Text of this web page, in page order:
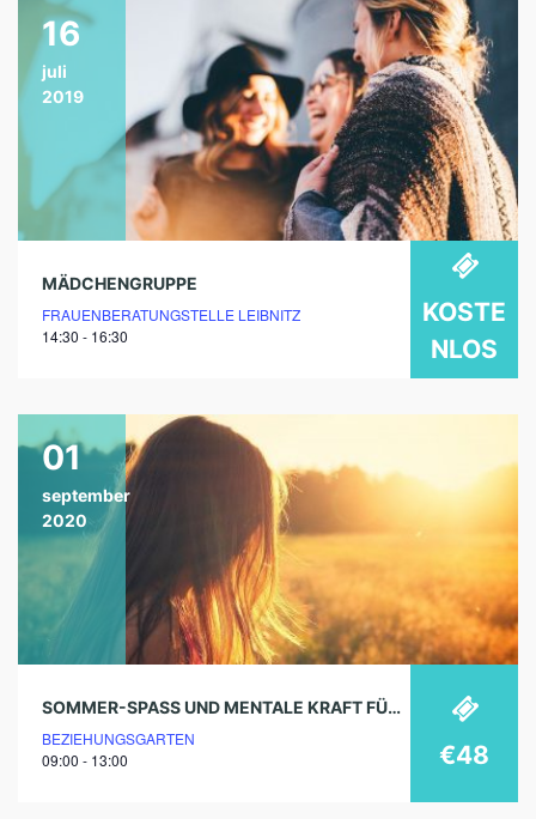
16
juli
2019
MÄDCHENGRUPPE
FRAUENBERATUNGSTELLE LEIBNITZ
14:30 - 16:30
KOSTE
NLOS
01
september
2020
SOMMER-SPASS UND MENTALE KRAFT FÜR KINDER
BEZIEHUNGSGARTEN
09:00 - 13:00
€48